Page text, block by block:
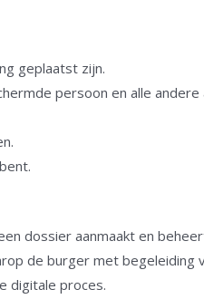
geplaatst zijn.
persoon en alle andere
dossier aanmaakt en
de burger met begeleiding
digitale proces.